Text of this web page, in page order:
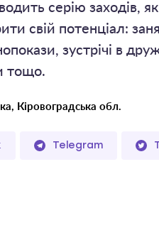
серію заходів,
свій потенціал:
зустрічі в
тощо.
Кіровоградська обл.
Telegram